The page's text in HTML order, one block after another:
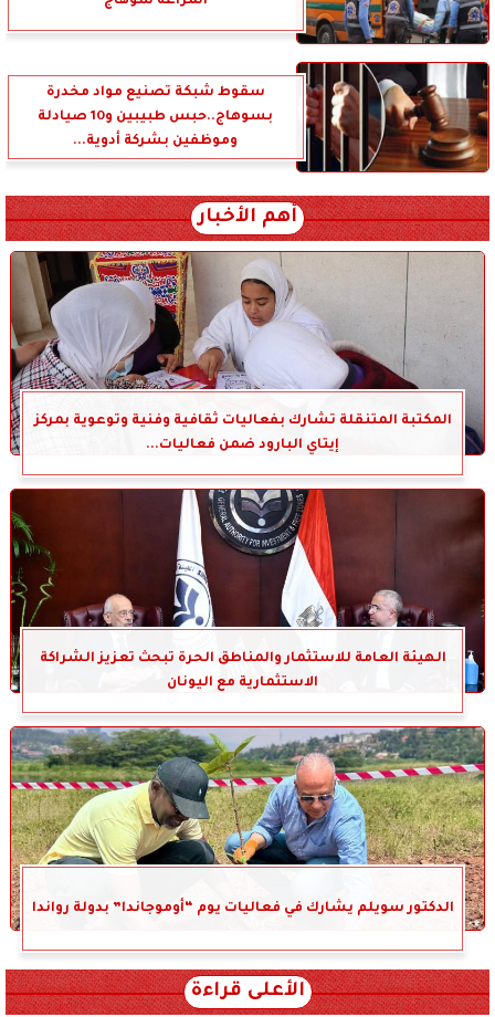
سقوط شبكة تصنيع مواد مخدرة
بسوهاج..حبس طبيبين و10 صيادلة
وموظفين بشركة أدوية...
أهم الأخبار
المكتبة المتنقلة تشارك بفعاليات ثقافية وفنية وتوعوية بمركز
إيتاي البارود ضمن فعاليات...
الهيئة العامة للاستثمار والمناطق الحرة تبحث تعزيز الشراكة
الاستثمارية مع اليونان
الدكتور سويلم يشارك في فعاليات يوم “أوموجاندا” بدولة رواندا
الأعلى قراءة